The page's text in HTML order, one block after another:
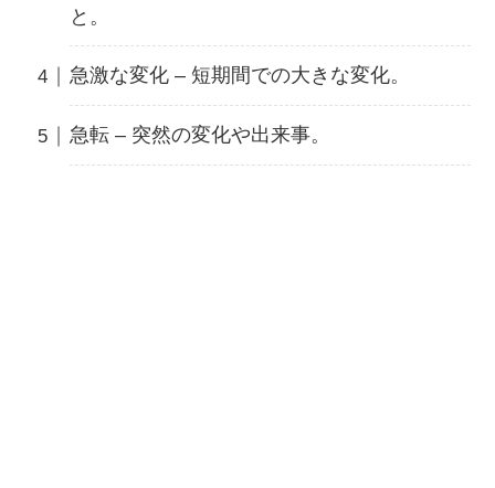
と。
急激な変化 – 短期間での大きな変化。
急転 – 突然の変化や出来事。